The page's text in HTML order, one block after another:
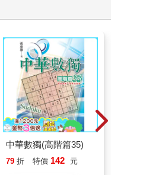
中華數獨(高階篇35)
79 折 特價 142 元